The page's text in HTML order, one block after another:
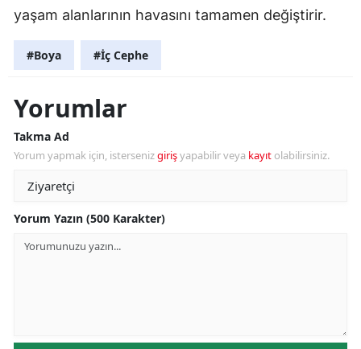
yaşam alanlarının havasını tamamen değiştirir.
#Boya #İç Cephe
Yorumlar
Takma Ad
Yorum yapmak için, istersenizgirişyapabilir veya kayıt olabilirsiniz.
Yorum Yazın (500 Karakter)